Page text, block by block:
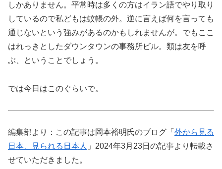
しかありません。平常時は多くの方はイラン語でやり取り
しているので私どもは蚊帳の外。逆に言えば何を言っても
通じないという強みがあるのかもしれませんが。でもここ
はれっきとしたダウンタウンの事務所ビル。類は友を呼
ぶ、ということでしょう。
では今日はこのぐらいで。
編集部より：この記事は岡本裕明氏のブログ「 外から見る
日本、見られる日本人 」2024年3月23日の記事より転載さ
せていただきました。